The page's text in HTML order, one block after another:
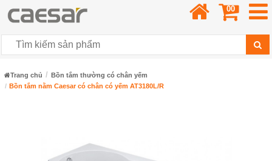
00
Trang chủ
Bồn tắm thường có chân yếm
Bồn tắm nằm Caesar có chân có yếm AT3180L/R